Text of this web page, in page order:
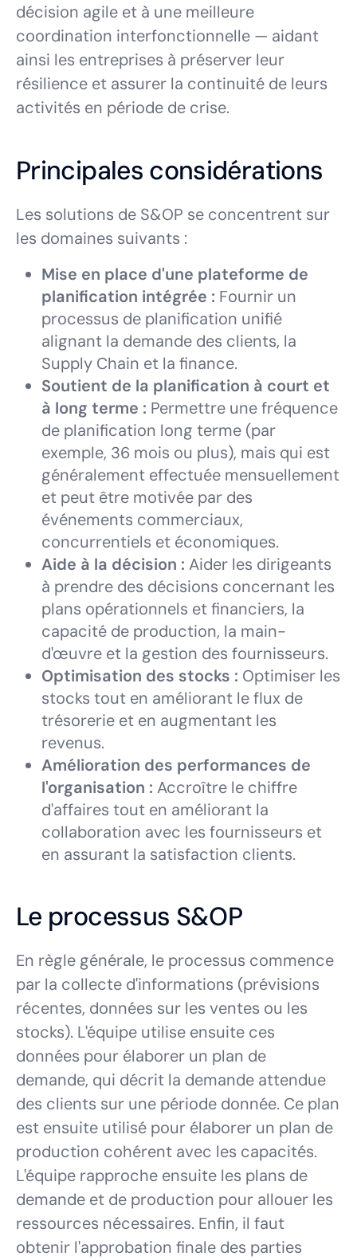
décision agile et à une meilleure
coordination interfonctionnelle — aidant
ainsi les entreprises à préserver leur
résilience et assurer la continuité de leurs
activités en période de crise.
Principales considérations
Les solutions de S&OP se concentrent sur
les domaines suivants :
Mise en place d'une plateforme de
planification intégrée : Fournir un
processus de planification unifié
alignant la demande des clients, la
Supply Chain et la finance.
Soutient de la planification à court et
à long terme : Permettre une fréquence
de planification long terme (par
exemple, 36 mois ou plus), mais qui est
généralement effectuée mensuellement
et peut être motivée par des
événements commerciaux,
concurrentiels et économiques.
Aide à la décision : Aider les dirigeants
à prendre des décisions concernant les
plans opérationnels et financiers, la
capacité de production, la main-
d'œuvre et la gestion des fournisseurs.
Optimisation des stocks : Optimiser les
stocks tout en améliorant le flux de
trésorerie et en augmentant les
revenus.
Amélioration des performances de
l'organisation : Accroître le chiffre
d'affaires tout en améliorant la
collaboration avec les fournisseurs et
en assurant la satisfaction clients.
Le processus S&OP
En règle générale, le processus commence
par la collecte d'informations (prévisions
récentes, données sur les ventes ou les
stocks). L'équipe utilise ensuite ces
données pour élaborer un plan de
demande, qui décrit la demande attendue
des clients sur une période donnée. Ce plan
est ensuite utilisé pour élaborer un plan de
production cohérent avec les capacités.
L'équipe rapproche ensuite les plans de
demande et de production pour allouer les
ressources nécessaires. Enfin, il faut
obtenir l'approbation finale des parties